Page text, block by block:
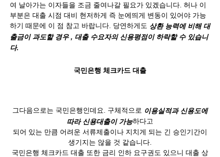
여 날아가는 이자들을 조금 줄여나갈 필요가 있겠습니다. 허나 이
부분은 대출 시점 대비 현저하게 즉 눈에띄게 변동이 있어야 가능
하기 때문에 이 점 참고 바랍니다. 당연하게도 ​상환 능력에 비해 대
출금이 과도할 경우 , 대출 수요자의 신용평점이 하락할 수 있습니
다.
국민은행 체크카드 대출
그다음으로는 국민은행인데요. 구체적으로 ​이용실적과 신용도에
따라 신용대출이 가능​하다고
되어 있는 만큼 어려운 서류제출이나 지치게 되는 긴 승인기간이
생기지는 않을 것 같습니다.
국민은행 체크카드 대출 또한 금리 인하 요구권도 있으니 대출 상